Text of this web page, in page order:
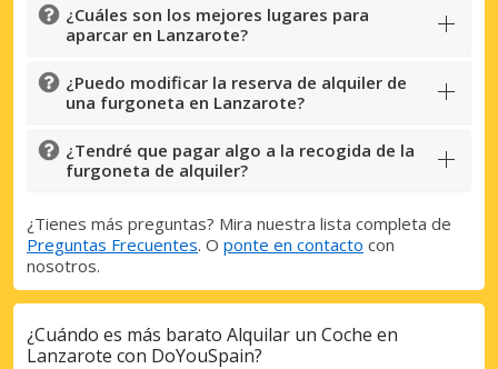
proveedores.
¿Cuáles son los mejores lugares para
aparcar en Lanzarote?
¿Puedo modificar la reserva de alquiler de
una furgoneta en Lanzarote?
¿Tendré que pagar algo a la recogida de la
furgoneta de alquiler?
¿Tienes más preguntas? Mira nuestra lista completa de
Preguntas Frecuentes. O ponte en contacto con
nosotros.
¿Cuándo es más barato Alquilar un Coche en
Lanzarote con DoYouSpain?